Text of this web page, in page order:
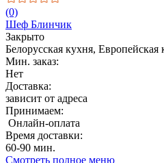
(0)
Шеф Блинчик
Закрыто
Белорусская кухня, Европейская
Мин. заказ:
Нет
Доставка:
зависит от адреса
Принимаем:
Онлайн-оплата
Время доставки:
60-90 мин.
Смотреть полное меню